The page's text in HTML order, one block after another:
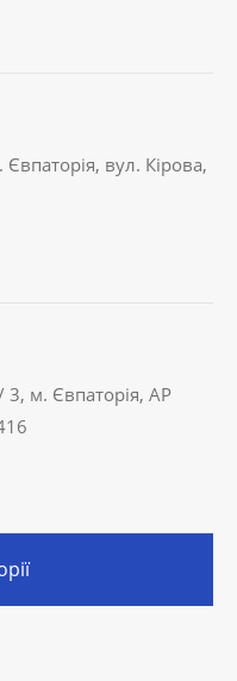
вул. Кірова,
3, м. Євпаторія, АР